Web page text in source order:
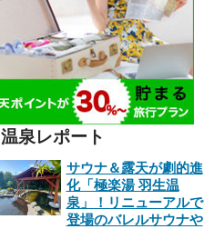
温泉レポート
サウナ＆露天が劇的進
化「極楽湯 羽生温
泉」！リニューアルで
登場のバレルサウナや